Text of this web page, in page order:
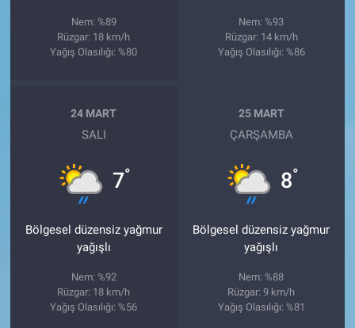
Nem: %89
Rüzgar: 18 km/h
Yağış Olasılığı: %80
Nem: %93
Rüzgar: 14 km/h
Yağış Olasılığı: %86
24 MART
SALI
7°
Bölgesel düzensiz yağmur
yağışlı
Nem: %92
Rüzgar: 18 km/h
Yağış Olasılığı: %56
25 MART
ÇARŞAMBA
8°
Bölgesel düzensiz yağmur
yağışlı
Nem: %88
Rüzgar: 9 km/h
Yağış Olasılığı: %81